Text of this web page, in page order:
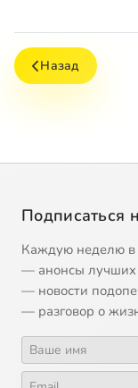
Назад
Подписаться
Каждую неделю в
— анонсы лучших
— новости
— разговор о